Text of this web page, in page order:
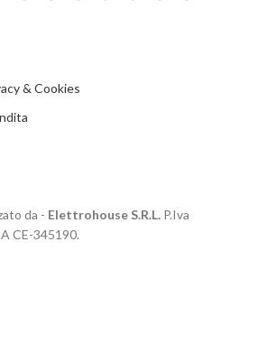
& Cookies
da - Elettrohouse S.R.L. P.Iva
CE-345190.